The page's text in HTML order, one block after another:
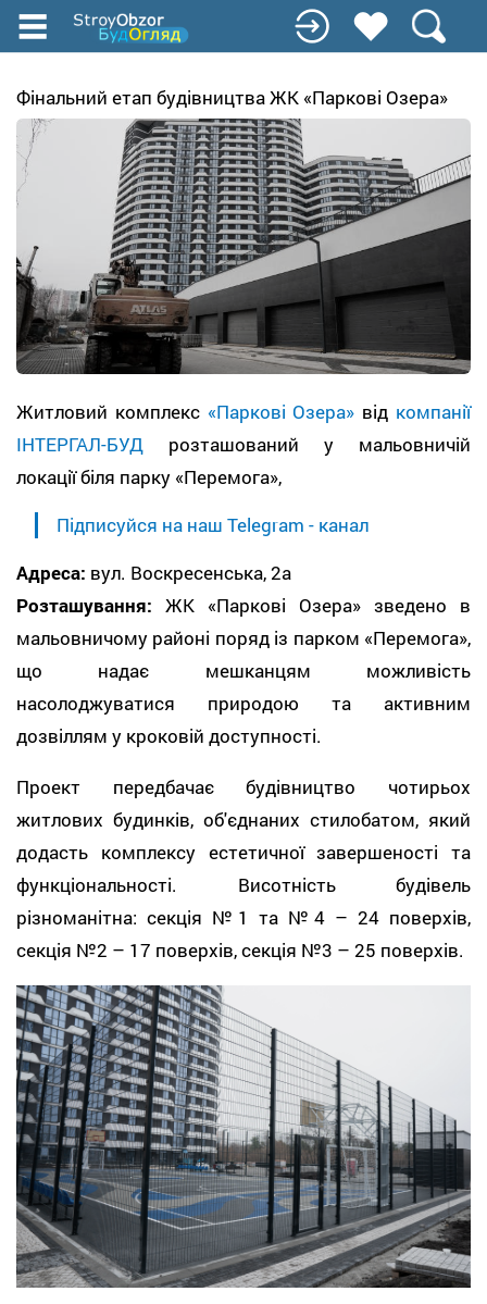
Перейти
до
вмісту
Фінальний етап будівництва ЖК «Паркові Озера»
Житловий комплекс «Паркові Озера» від компанії
ІНТЕРГАЛ-БУД розташований у мальовничій
локації біля парку «Перемога»,
Підписуйся на наш Telegram - канал
Адреса: вул. Воскресенська, 2а
Розташування: ЖК «Паркові Озера» зведено в
мальовничому районі поряд із парком «Перемога»,
що надає мешканцям можливість
насолоджуватися природою та активним
дозвіллям у кроковій доступності.
Проект передбачає будівництво чотирьох
житлових будинків, об'єднаних стилобатом, який
додасть комплексу естетичної завершеності та
функціональності. Висотність будівель
різноманітна: секція №1 та №4 – 24 поверхів,
секція №2 – 17 поверхів, секція №3 – 25 поверхів.